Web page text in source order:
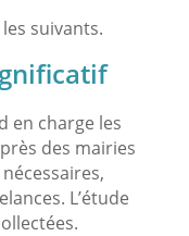
suivants.
en charge les
des mairies
L’étude